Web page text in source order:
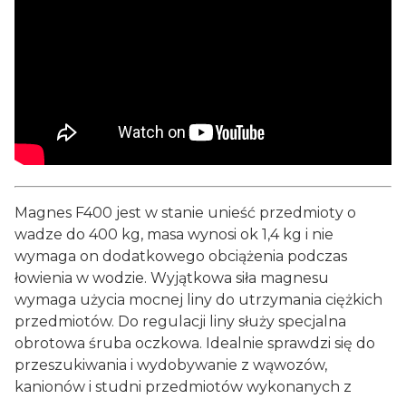
Magnes F400 jest w stanie unieść przedmioty o
wadze do 400 kg, masa wynosi ok 1,4 kg i nie
wymaga on dodatkowego obciążenia podczas
łowienia w wodzie. Wyjątkowa siła magnesu
wymaga użycia mocnej liny do utrzymania ciężkich
przedmiotów. Do regulacji liny służy specjalna
obrotowa śruba oczkowa. Idealnie sprawdzi się do
przeszukiwania i wydobywanie z wąwozów,
kanionów i studni przedmiotów wykonanych z